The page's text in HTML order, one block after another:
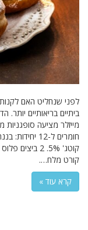
לפני שנחליט האם
ביתיים בריאותיים יותר.
מייזלר מציעה סופגניות
קורט מלח….
קרא עוד »